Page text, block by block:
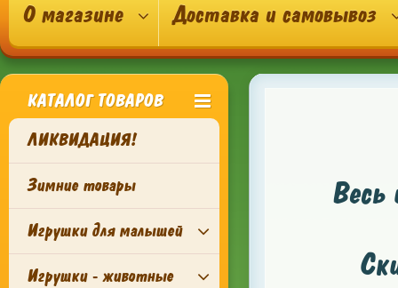
О магазине Доставка и самовывоз
КАТАЛОГ ТОВАРОВ
ЛИКВИДАЦИЯ!
Зимние товары
Игрушки для малышей
Игрушки - животные
Весь